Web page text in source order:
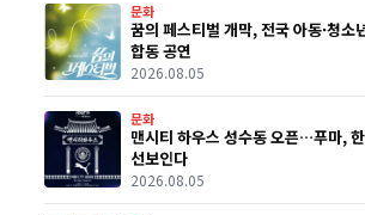
문화
꿈의 페스티벌 개막, 전국 아동·청소
합동 공연
2026.08.05
문화
맨시티 하우스 성수동 오픈…푸마,
선보인다
2026.08.05